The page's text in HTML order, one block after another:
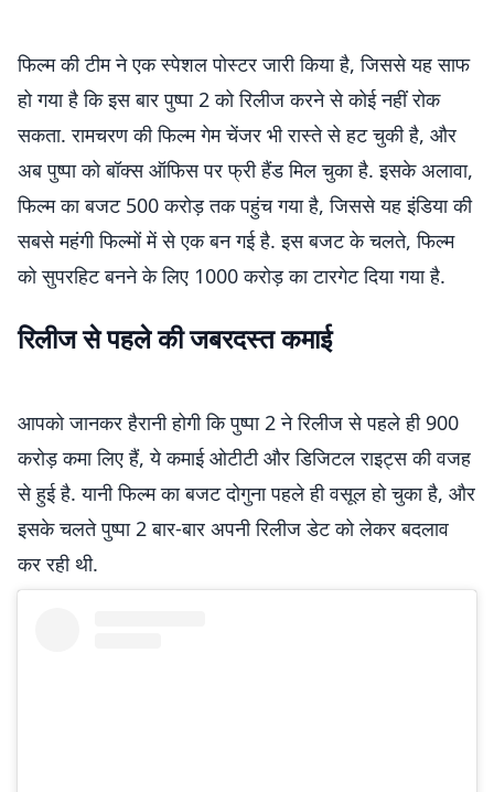
फिल्म की टीम ने एक स्पेशल पोस्टर जारी किया है, जिससे यह साफ
हो गया है कि इस बार पुष्पा 2 को रिलीज करने से कोई नहीं रोक
सकता. रामचरण की फिल्म गेम चेंजर भी रास्ते से हट चुकी है, और
अब पुष्पा को बॉक्स ऑफिस पर फ्री हैंड मिल चुका है. इसके अलावा,
फिल्म का बजट 500 करोड़ तक पहुंच गया है, जिससे यह इंडिया की
सबसे महंगी फिल्मों में से एक बन गई है. इस बजट के चलते, फिल्म
को सुपरहिट बनने के लिए 1000 करोड़ का टारगेट दिया गया है.
रिलीज से पहले की जबरदस्त कमाई
आपको जानकर हैरानी होगी कि पुष्पा 2 ने रिलीज से पहले ही 900
करोड़ कमा लिए हैं, ये कमाई ओटीटी और डिजिटल राइट्स की वजह
से हुई है. यानी फिल्म का बजट दोगुना पहले ही वसूल हो चुका है, और
इसके चलते पुष्पा 2 बार-बार अपनी रिलीज डेट को लेकर बदलाव
कर रही थी.